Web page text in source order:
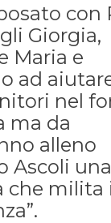
con
Giorgia,
Maria e
ad
nel
ma da
alleno
Ascoli una
che milita